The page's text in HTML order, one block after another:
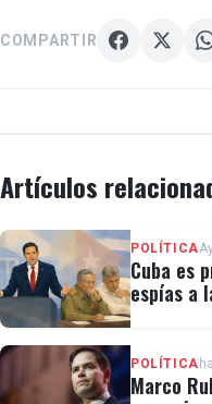
COMPARTIR
Artículos
POLÍTICA
Cuba es
espías a
POLÍTICA
Marco